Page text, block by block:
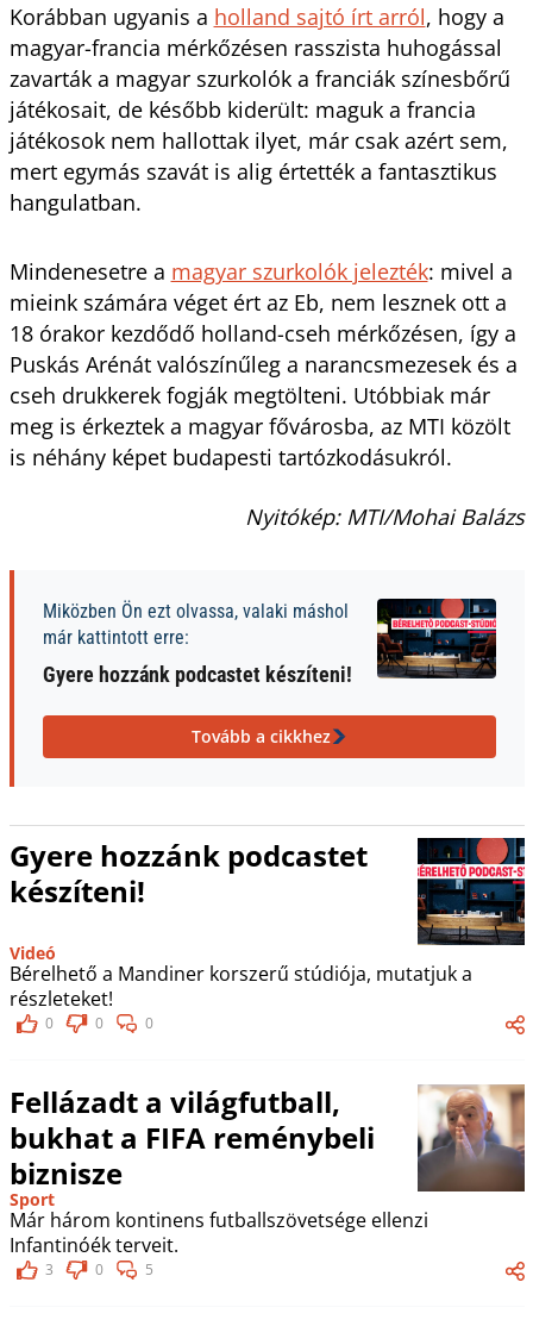
Korábban ugyanis a holland sajtó írt arról, hogy a
magyar-francia mérkőzésen rasszista huhogással
zavarták a magyar szurkolók a franciák színesbőrű
játékosait, de később kiderült: maguk a francia
játékosok nem hallottak ilyet, már csak azért sem,
mert egymás szavát is alig értették a fantasztikus
hangulatban.
Mindenesetre a magyar szurkolók jelezték: mivel a
mieink számára véget ért az Eb, nem lesznek ott a
18 órakor kezdődő holland-cseh mérkőzésen, így a
Puskás Arénát valószínűleg a narancsmezesek és a
cseh drukkerek fogják megtölteni. Utóbbiak már
meg is érkeztek a magyar fővárosba, az MTI közölt
is néhány képet budapesti tartózkodásukról.
Nyitókép: MTI/Mohai Balázs
Miközben Ön ezt olvassa, valaki máshol
már kattintott erre:
Gyere hozzánk podcastet készíteni!
Tovább a cikkhez
Gyere hozzánk podcastet
készíteni!
Videó
Bérelhető a Mandiner korszerű stúdiója, mutatjuk a
részleteket!
0 0 0
Fellázadt a világfutball,
bukhat a FIFA reménybeli
biznisze
Sport
Már három kontinens futballszövetsége ellenzi
Infantinóék terveit.
3 0 5